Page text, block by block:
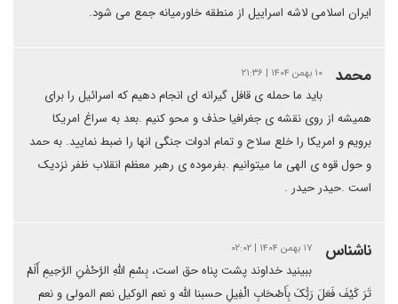
ایران اسلامی لاشه اسراییل از منطقه خاورمیانه جمع می شود.
محمد ۱۰ بهمن ۱۴۰۴ | ۲۱:۳۶
باید ما حمله ی قافل گیرانه ای انجام دهیم که اسرائیل را برای
همیشه از روی نقشه ی جغرافیا حذف و محو کنیم .بعد به سراغ امریکا
برویم و امریکا را خلع سلاح و تمام ادوات جنگی انها را ضبط نمایید. به حمد
و حول قوه ی الهی ما میتوانیم .بفرموده ی رهبر معظم انقلاب ظفر نزدیک
است .حیدر حیدر .
ناشناس ۱۷ بهمن ۱۴۰۴ | ۰۲:۰۲
ببینید خداوند پشت پناه حق است، بِسْمِ اللَّهِ الرَّحْمَٰنِ الرَّحِیمِ أَلَمْ
تَرَ کَیْفَ فَعَلَ رَبُّکَ بِأَصْحَابِ الْفِیلِ حسبنا الله و نعم الوکیل نعم المولی و نعم